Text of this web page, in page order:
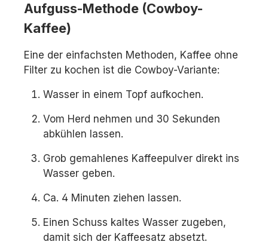
Aufguss-Methode (Cowboy-
Kaffee)
Eine der einfachsten Methoden, Kaffee ohne
Filter zu kochen ist die Cowboy-Variante:
Wasser in einem Topf aufkochen.
Vom Herd nehmen und 30 Sekunden
abkühlen lassen.
Grob gemahlenes Kaffeepulver direkt ins
Wasser geben.
Ca. 4 Minuten ziehen lassen.
Einen Schuss kaltes Wasser zugeben,
damit sich der Kaffeesatz absetzt.